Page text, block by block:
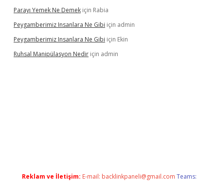
Parayı Yemek Ne Demek için Rabia
Peygamberimiz Insanlara Ne Gibi için admin
Peygamberimiz Insanlara Ne Gibi için Ekin
Ruhsal Manipülasyon Nedir için admin
Reklam ve İletişim: E-mail: backlinkpaneli@gmail.com Teams: